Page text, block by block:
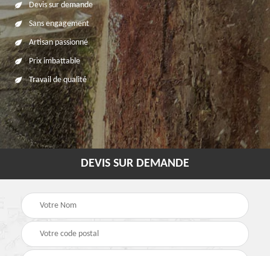
Devis sur demande
Sans engagement
Artisan passionné
Prix imbattable
Travail de qualité
DEVIS SUR DEMANDE